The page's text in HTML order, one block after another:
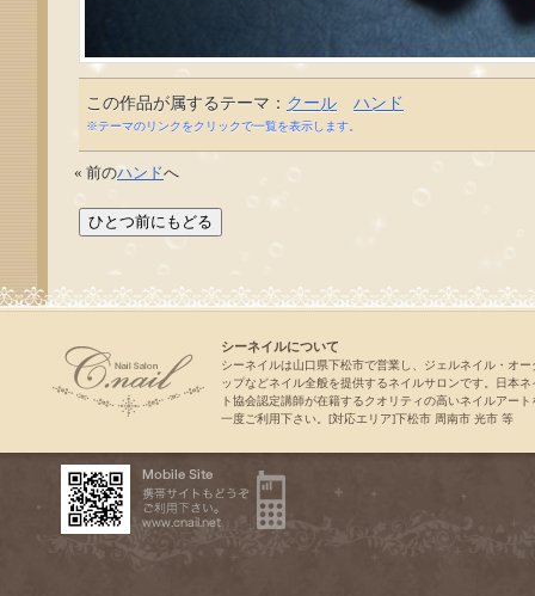
この作品が属するテーマ： クール ハンド
※テーマのリンクをクリックで一覧を表示します。
« 前のハンドへ
シーネイルについて
シーネイルは山口県下松市で営業し、ジェルネイル・オー
ップなどネイル全般を提供するネイルサロンです。日本ネ
ト協会認定講師が在籍するクオリティの高いネイルアート
一度ご利用下さい。[対応エリア]下松市 周南市 光市 等